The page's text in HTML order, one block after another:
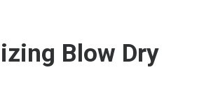
Blow Dry